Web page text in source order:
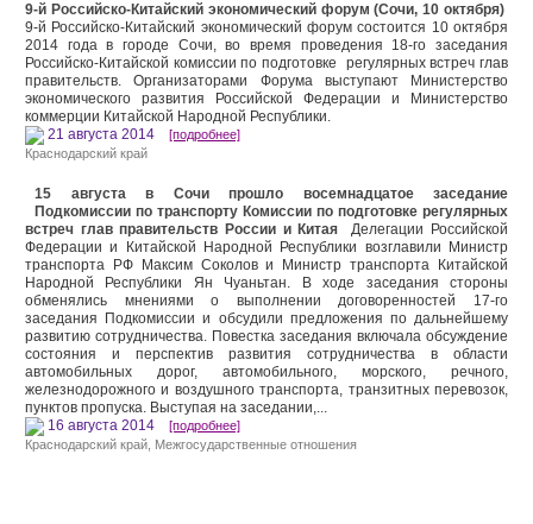
9-й Российско-Китайский экономический форум (Сочи, 10 октября)
9-й Российско-Китайский экономический форум состоится 10 октября
2014 года в городе Сочи, во время проведения 18-го заседания
Российско-Китайской комиссии по подготовке регулярных встреч глав
правительств. Организаторами Форума выступают Министерство
экономического развития Российской Федерации и Министерство
коммерции Китайской Народной Республики.
21 августа 2014 [подробнее]
Краснодарский край
15 августа в Сочи прошло восемнадцатое заседание
Подкомиссии по транспорту Комиссии по подготовке регулярных
встреч глав правительств России и Китая Делегации Российской
Федерации и Китайской Народной Республики возглавили Министр
транспорта РФ Максим Соколов и Министр транспорта Китайской
Народной Республики Ян Чуаньтан. В ходе заседания стороны
обменялись мнениями о выполнении договоренностей 17-го
заседания Подкомиссии и обсудили предложения по дальнейшему
развитию сотрудничества. Повестка заседания включала обсуждение
состояния и перспектив развития сотрудничества в области
автомобильных дорог, автомобильного, морского, речного,
железнодорожного и воздушного транспорта, транзитных перевозок,
пунктов пропуска. Выступая на заседании,...
16 августа 2014 [подробнее]
Краснодарский край Межгосударственные отношения